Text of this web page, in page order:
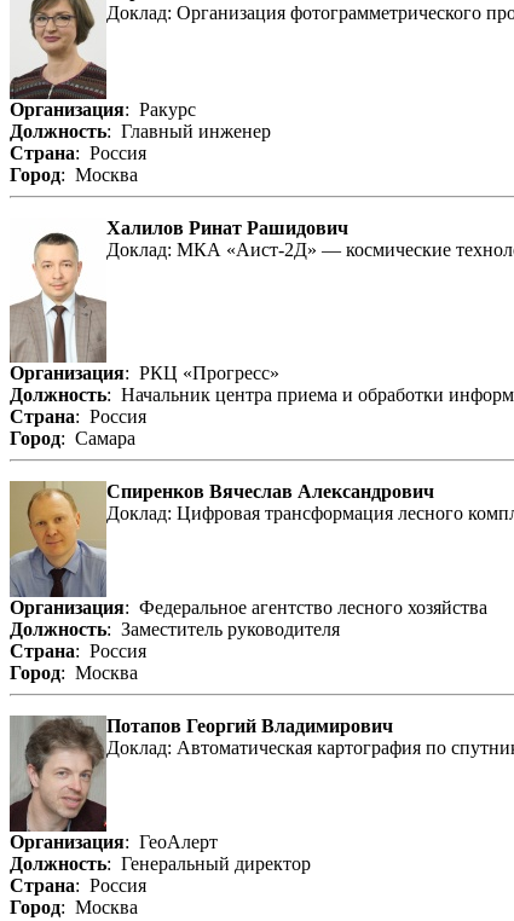
Доклад: Организация фотограмметрического
Организация: Ракурс
Должность: Главный инженер
Страна: Россия
Город: Москва
Халилов Ринат Рашидович
Доклад: МКА «Аист-2Д» — космические
Организация: РКЦ «Прогресс»
Должность: Начальник центра приема и обработки
Страна: Россия
Город: Самара
Спиренков Вячеслав Александрович
Доклад: Цифровая трансформация лесного
Организация: Федеральное агентство лесного хозяйства
Должность: Заместитель руководителя
Страна: Россия
Город: Москва
Потапов Георгий Владимирович
Доклад: Автоматическая картография по
Организация: ГеоАлерт
Должность: Генеральный директор
Страна: Россия
Город: Москва